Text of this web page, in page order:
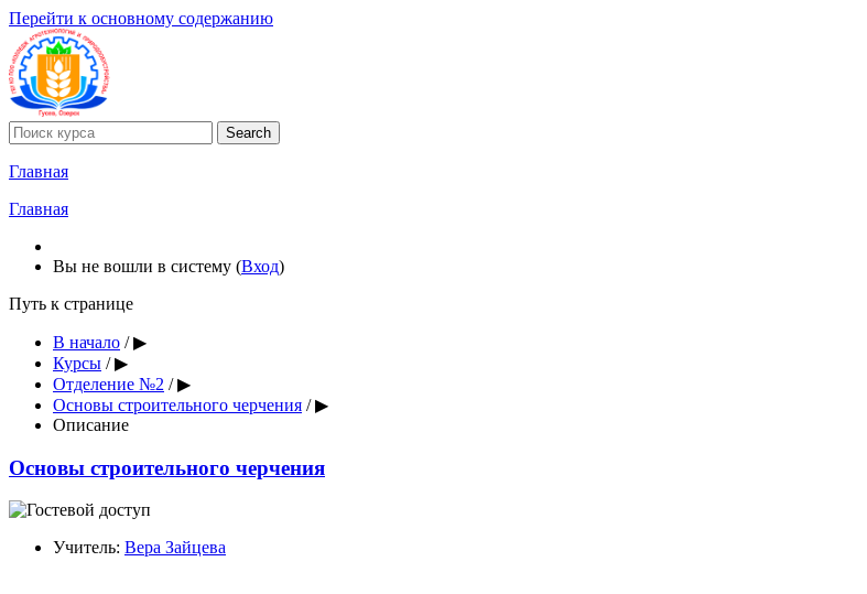
Перейти к основному содержанию
Главная
Главная
Вы не вошли в систему (Вход)
Путь к странице
В начало / ▶
Курсы / ▶
Отделение №2 / ▶
Основы строительного черчения / ▶
Описание
Основы строительного черчения
Учитель: Вера Зайцева